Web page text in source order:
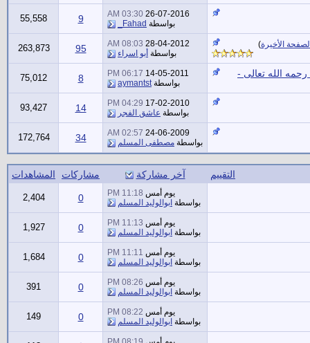
26-07-2016
03:30 AM
بواسطة Fahad_
9
55,558
الأخيرة)
28-04-2012
08:03 AM
بواسطة أبو اسراء 95
263,873
الله تعالى - 14-05-2011
06:17 PM
بواسطةaymantst
8
75,012
17-02-2010
04:29 PM
بواسطة عاشق الفجر 14
93,427
24-06-2009
02:57 AM
بواسطة مصطفى المسلم 34
172,764
التقييم آخر مشاركة مشاركات المشاهدات
يوم أمس 11:18 PM
بواسطة ابوالوليد المسلم 0
2,404
يوم أمس 11:13 PM
بواسطة ابوالوليد المسلم 0
1,927
يوم أمس 11:11 PM
بواسطة ابوالوليد المسلم 0
1,684
يوم أمس 08:26 PM
بواسطة ابوالوليد المسلم 0
391
يوم أمس 08:22 PM
بواسطة ابوالوليد المسلم 0
149